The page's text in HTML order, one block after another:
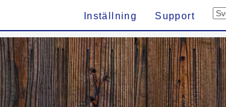
Inställning Support